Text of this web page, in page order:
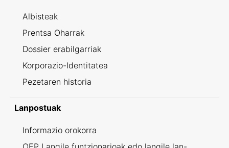
Albisteak
Prentsa Oharrak
Dossier erabilgarriak
Korporazio-Identitatea
Pezetaren historia
Lanpostuak
Informazio orokorra